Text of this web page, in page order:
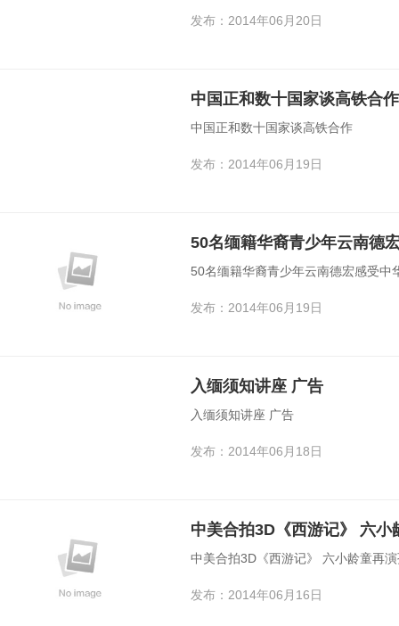
发布：2014年06月20日
中国正和数十国家谈高铁合作
中国正和数十国家谈高铁合作
发布：2014年06月19日
50名缅籍华裔青少年云南德
50名缅籍华裔青少年云南德宏感受中
发布：2014年06月19日
入缅须知讲座 广告
入缅须知讲座 广告
发布：2014年06月18日
中美合拍3D《西游记》 六小
中美合拍3D《西游记》 六小龄童再
发布：2014年06月16日